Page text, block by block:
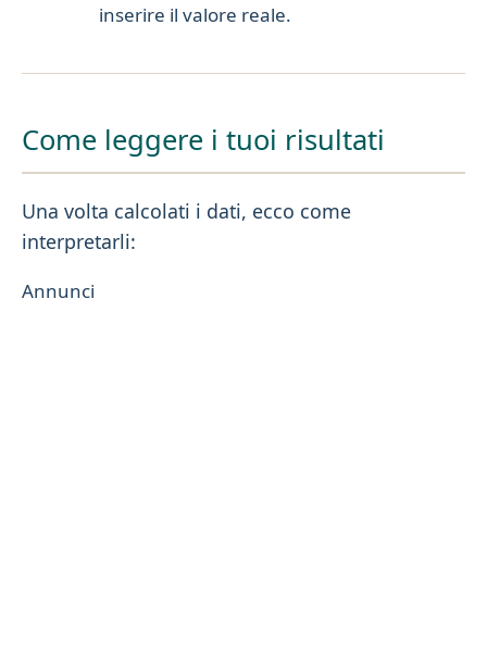
inserire il valore reale.
Come leggere i tuoi risultati
Una volta calcolati i dati, ecco come
interpretarli:
Annunci